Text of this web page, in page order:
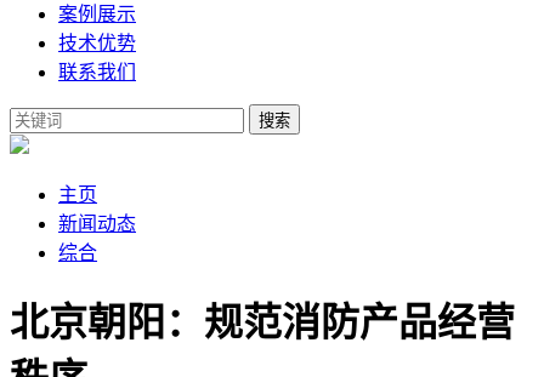
案例展示
技术优势
联系我们
搜索
主页
新闻动态
综合
北京朝阳：规范消防产品经营